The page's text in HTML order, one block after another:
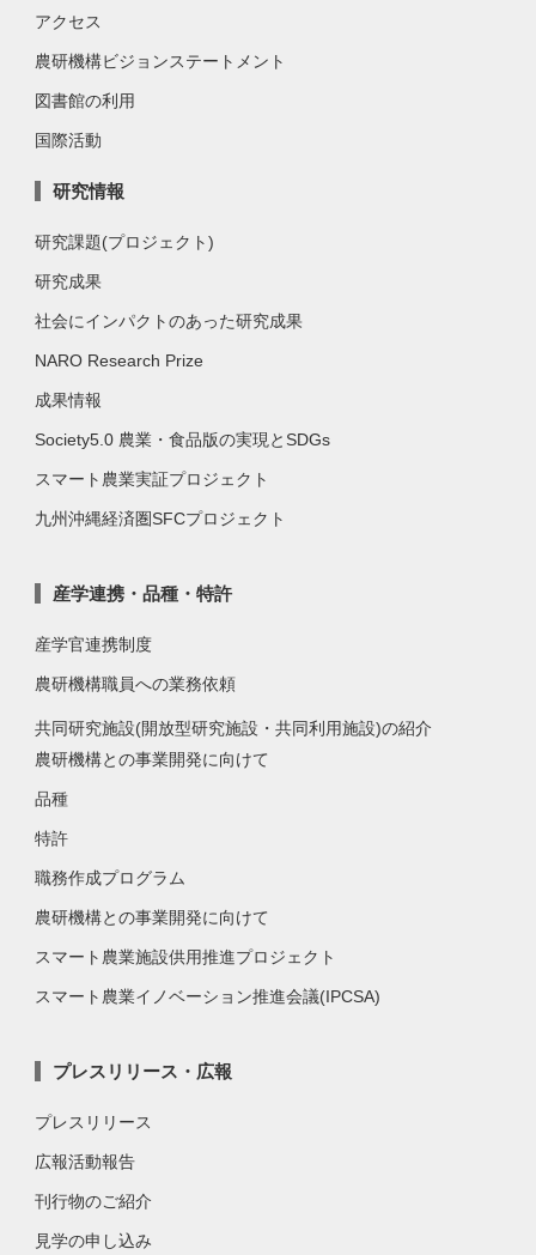
アクセス
農研機構ビジョンステートメント
図書館の利用
国際活動
研究情報
研究課題(プロジェクト)
研究成果
社会にインパクトのあった研究成果
NARO Research Prize
成果情報
Society5.0 農業・食品版の実現とSDGs
スマート農業実証プロジェクト
九州沖縄経済圏SFCプロジェクト
産学連携・品種・特許
産学官連携制度
農研機構職員への業務依頼
共同研究施設(開放型研究施設・共同利用施設)の紹介
農研機構との事業開発に向けて
品種
特許
職務作成プログラム
農研機構との事業開発に向けて
スマート農業施設供用推進プロジェクト
スマート農業イノベーション推進会議(IPCSA)
プレスリリース・広報
プレスリリース
広報活動報告
刊行物のご紹介
見学の申し込み